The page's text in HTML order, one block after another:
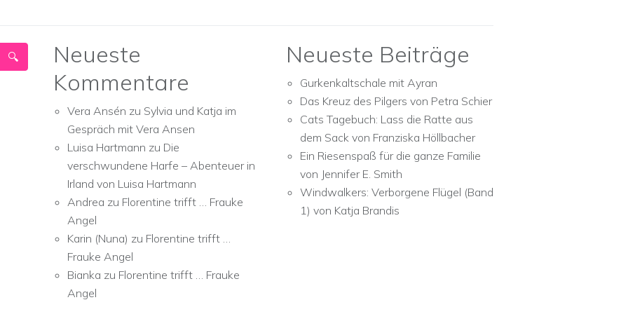
Neueste
Kommentare
Vera Ansén zu Sylvia und Katja im
Gespräch mit Vera Ansen
Luisa Hartmann zu Die
verschwundene Harfe – Abenteuer in
Irland von Luisa Hartmann
Andrea zu Florentine trifft … Frauke
Angel
Karin (Nuna) zu Florentine trifft …
Frauke Angel
Bianka zu Florentine trifft … Frauke
Angel
Neueste Beiträge
Gurkenkaltschale mit Ayran
Das Kreuz des Pilgers von Petra Schier
Cats Tagebuch: Lass die Ratte aus
dem Sack von Franziska Höllbacher
Ein Riesenspaß für die ganze Familie
von Jennifer E. Smith
Windwalkers: Verborgene Flügel (Band
1) von Katja Brandis